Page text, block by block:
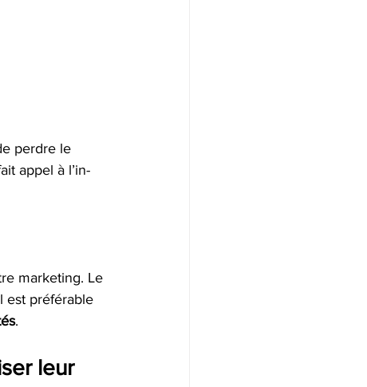
perdre le
appel à l’in-
marketing. Le
est préférable
.
leur